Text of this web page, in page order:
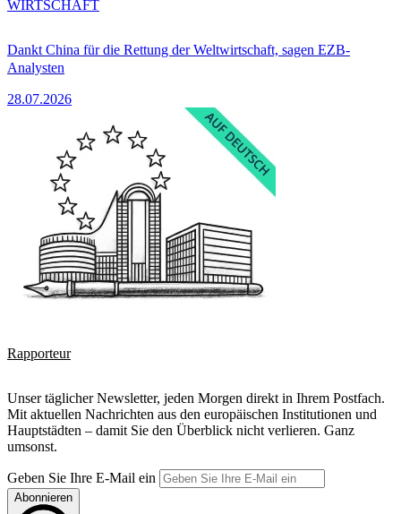
Dankt China für die Rettung der Weltwirtschaft, sagen EZB-
Analysten
28.07.2026
WIRTSCHAFT
Rapporteur
Unser täglicher Newsletter, jeden Morgen direkt in Ihrem Postfach.
Mit aktuellen Nachrichten aus den europäischen Institutionen und
Hauptstädten – damit Sie den Überblick nicht verlieren. Ganz
umsonst.
Geben Sie Ihre E-Mail ein
Abonnieren